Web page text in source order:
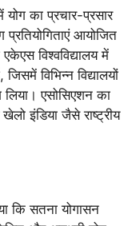
का प्रचार-प्रसार
आयोजित
विश्वविद्यालय में
विभिन्न विद्यालयों
लिया। एसोसिएशन का
इंडिया जैसे राष्ट्रीय
कि सतना योगासन